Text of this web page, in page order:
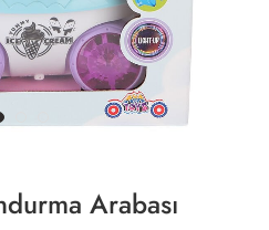
Arabası